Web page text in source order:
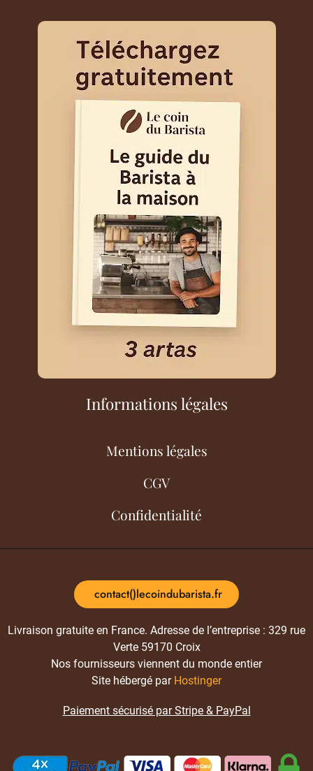
Informations légales
Mentions légales
CGV
Confidentialité
contact()lecoindubarista.fr
Livraison gratuite en France. Adresse de l’entreprise : 329 rue
Verte 59170 Croix
Nos fournisseurs viennent du monde entier
Site hébergé par Hostinger
Paiement sécurisé par Stripe & PayPal